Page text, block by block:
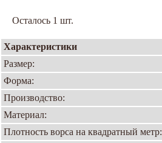
Осталось 1 шт.
Характеристики
Размер:
Форма:
Производство:
Материал:
Плотность ворса на квадратный метр: